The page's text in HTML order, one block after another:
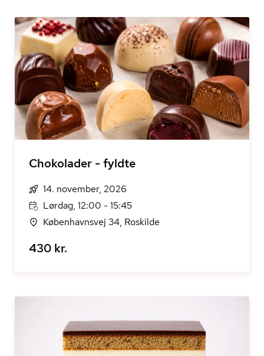
Chokolader - fyldte
14. november, 2026
Lørdag, 12:00 - 15:45
Københavnsvej 34, Roskilde
430 kr.